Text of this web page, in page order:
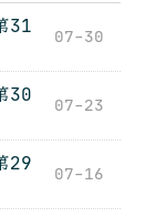
31
07-30
30
07-23
29
07-16